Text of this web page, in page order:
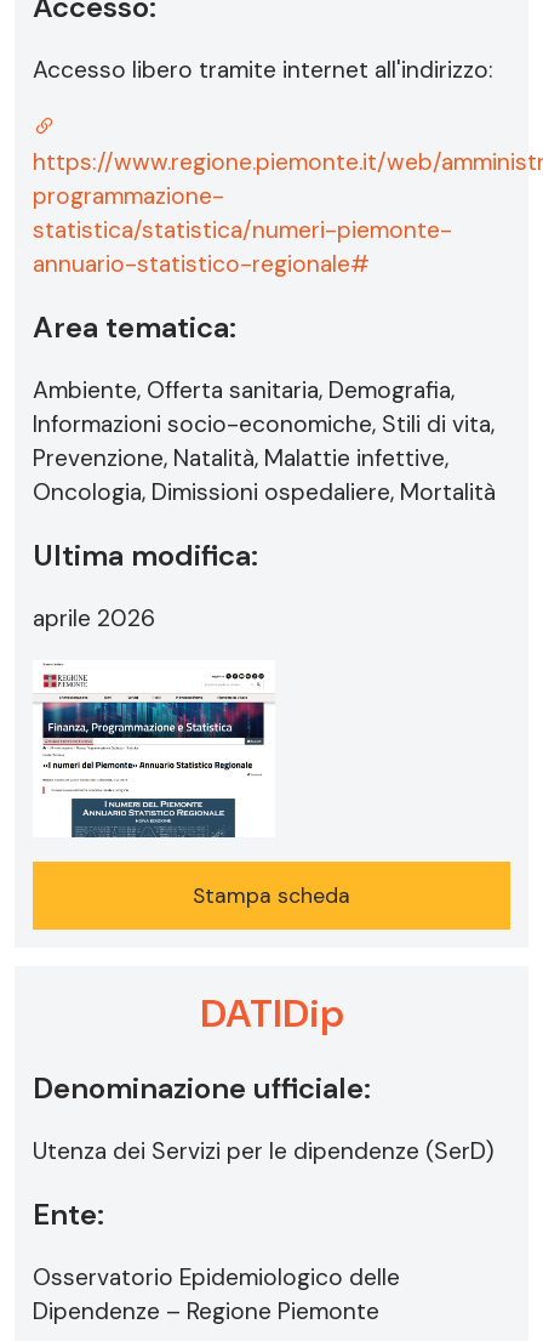
Accesso libero tramite internet all'indirizzo:
https://www.regione.piemonte.it/web/
programmazione-
statistica/statistica/numeri-piemonte-
annuario-statistico-regionale#
Area tematica:
Ambiente, Offerta sanitaria, Demografia,
Informazioni socio-economiche, Stili di vita,
Prevenzione, Natalità, Malattie infettive,
Oncologia, Dimissioni ospedaliere, Mortalità
Ultima modifica:
aprile 2026
Stampa scheda
DATIDip
Denominazione ufficiale:
Utenza dei Servizi per le dipendenze (SerD)
Ente:
Osservatorio Epidemiologico delle
Dipendenze – Regione Piemonte